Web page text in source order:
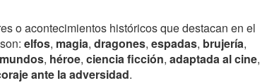
o acontecimientos históricos que destacan en el
elfos, magia, dragones, espadas, brujería,
, héroe, ciencia ficción, adaptada al cine,
ante la adversidad.